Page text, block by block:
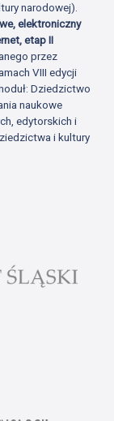
narodowej).
elektroniczny
etap II
przez
VIII edycji
Dziedzictwo
naukowe
edytorskich i
i kultury